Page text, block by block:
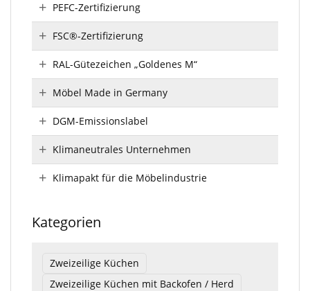
PEFC-Zertifizierung
FSC®-Zertifizierung
RAL-Gütezeichen „Goldenes M“
Möbel Made in Germany
DGM-Emissionslabel
Klimaneutrales Unternehmen
Klimapakt für die Möbelindustrie
Kategorien
Zweizeilige Küchen
Zweizeilige Küchen mit Backofen / Herd